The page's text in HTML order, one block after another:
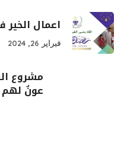
اعمال
فبراير 26, 2024
مشروع
عونٌ لهم